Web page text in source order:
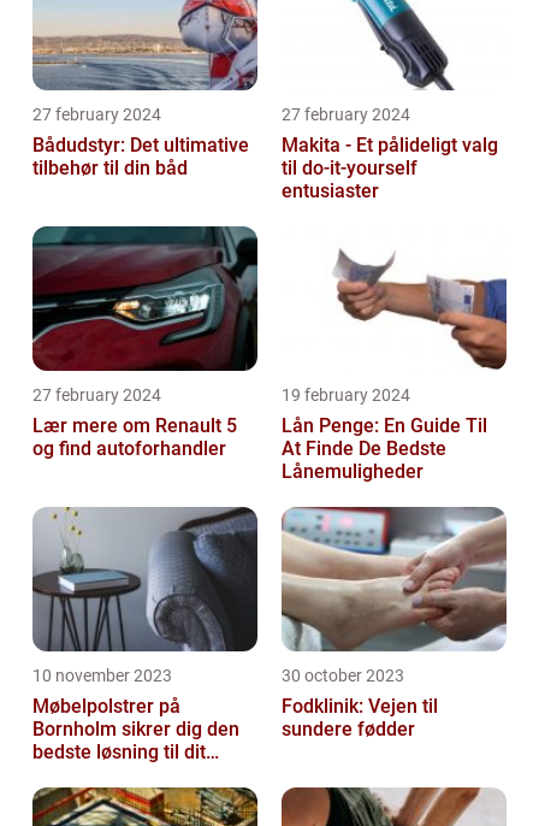
27 february 2024
Bådudstyr: Det ultimative
tilbehør til din båd
27 february 2024
Makita - Et pålideligt valg
til do-it-yourself
entusiaster
27 february 2024
Lær mere om Renault 5
og find autoforhandler
19 february 2024
Lån Penge: En Guide Til
At Finde De Bedste
Lånemuligheder
10 november 2023
Møbelpolstrer på
Bornholm sikrer dig den
bedste løsning til dit
30 october 2023
Fodklinik: Vejen til
sundere fødder